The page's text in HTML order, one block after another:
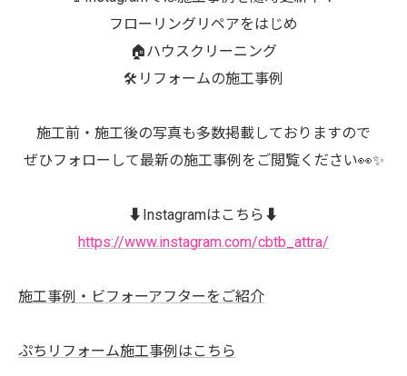
フローリングリペアをはじめ
🏠ハウスクリーニング
🛠️リフォームの施工事例
施工前・施工後の写真も多数掲載しておりますので
ぜひフォローして最新の施工事例をご閲覧ください👀✨
⬇️Instagramはこちら⬇️
https://www.instagram.com/cbtb_attra/
施工事例・ビフォーアフターをご紹介
ぷちリフォーム施工事例はこちら